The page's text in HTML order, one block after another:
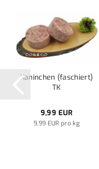
Kaninchen (faschiert)
TK
9,99 EUR
9,99 EUR pro kg